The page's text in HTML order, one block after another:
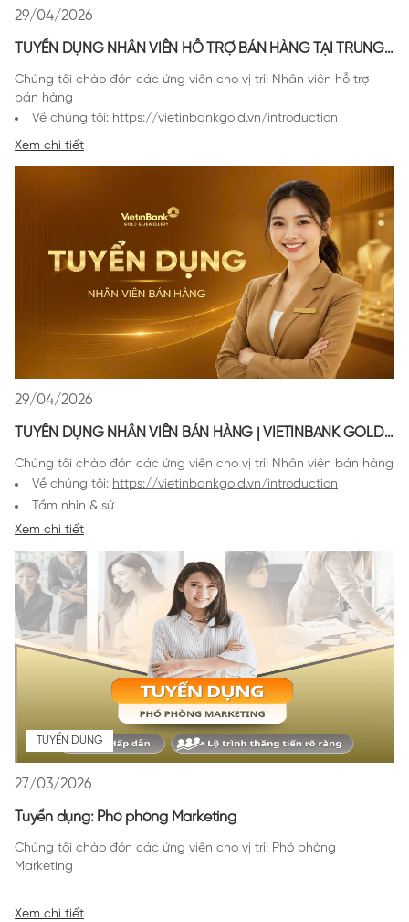
29/04/2026
TUYỂN DỤNG NHÂN VIÊN HỖ TRỢ BÁN HÀNG TẠI TRUNG
TÂM THƯƠNG MẠI | VIETINBANK GOLD & JEWELLERY
Chúng tôi chào đón các ứng viên cho vị trí: Nhân viên hỗ trợ
bán hàng
Về chúng tôi: https://vietinbankgold.vn/introduction
Tầm nhìn & sứ
: 02 Nhân viên hỗ trợ bán hàng
Thời gian làm việc:
Ưu tiên ứng viên làm ca chiều - tối: 14h00 – 22h00
Xem chi tiết
29/04/2026
TUYỂN DỤNG NHÂN VIÊN BÁN HÀNG | VIETINBANK GOLD
& JEWELLERY
Chúng tôi chào đón các ứng viên cho vị trí: Nhân viên bán hàng
Về chúng tôi: https://vietinbankgold.vn/introduction
Tầm nhìn & sứ
mệnh: https://vietinbankgold.vn/introduction#mission
Vị trí tuyển dụng:01 Nhân viên bán hàng
Địa điểm làm việc:Hà Nội
Thời gian làm việc:
6 ngày/tuần (từ Thứ Hai đến Thứ Bảy)
Xem chi tiết
TUYỂN DỤNG
27/03/2026
Tuyển dụng: Phó phòng Marketing
Chúng tôi chào đón các ứng viên cho vị trí: Phó phòng
Marketing
Xem chi tiết